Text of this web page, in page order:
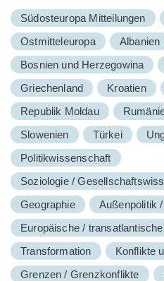
Südosteuropa Mitteilungen
Ostmitteleuropa
Albanien
Bosnien und Herzegowina
Griechenland
Kroatien
Republik Moldau
Slowenien
Türkei
Politikwissenschaft
Soziologie /
Geographie
Außenpolitik
Europäische /
Transformation
Konflikte
Grenzen / Grenzkonflikte